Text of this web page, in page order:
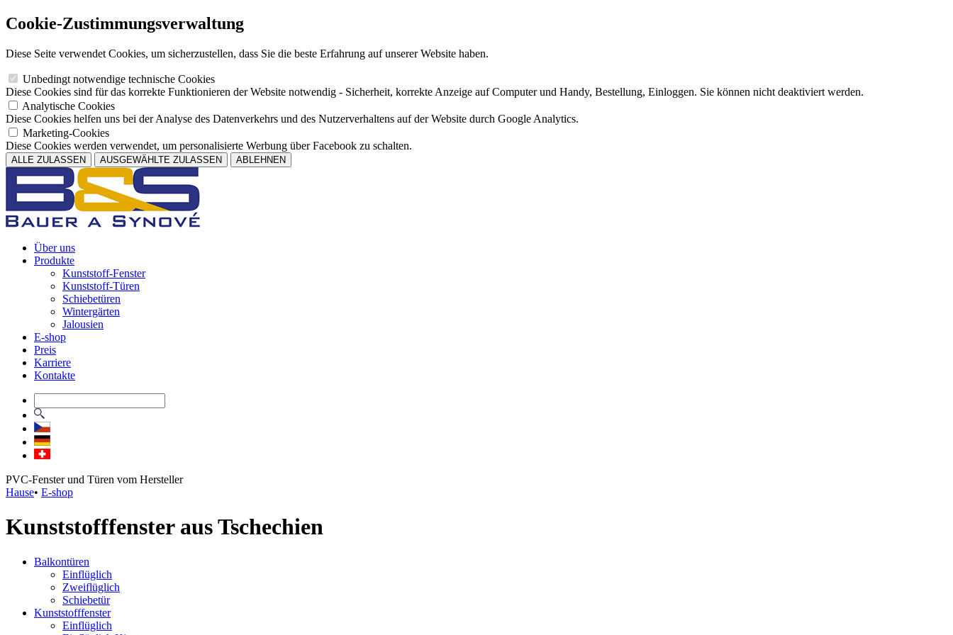
Cookie-Zustimmungsverwaltung
Diese Seite verwendet Cookies, um sicherzustellen, dass Sie die beste Erfahrung auf unserer Website haben.
Unbedingt notwendige technische Cookies
Diese Cookies sind für das korrekte Funktionieren der Website notwendig - Sicherheit, korrekte Anzeige auf Computer und Handy, Bestellung, Einloggen. Sie können nicht deaktiviert werden.
Analytische Cookies
Diese Cookies helfen uns bei der Analyse des Datenverkehrs und des Nutzerverhaltens auf der Website durch Google Analytics.
Marketing-Cookies
Diese Cookies werden verwendet, um personalisierte Werbung über Facebook zu schalten.
ALLE ZULASSEN AUSGEWÄHLTE ZULASSEN ABLEHNEN
Über uns
Produkte
Kunststoff-Fenster
Kunststoff-Türen
Schiebetüren
Wintergärten
Jalousien
E-shop
Preis
Karriere
Kontakte
PVC-Fenster und Türen vom Hersteller
Hause• E-shop
Kunststofffenster aus Tschechien
Balkontüren
Einflüglich
Zweiflüglich
Schiebetür
Kunststofffenster
Einflüglich